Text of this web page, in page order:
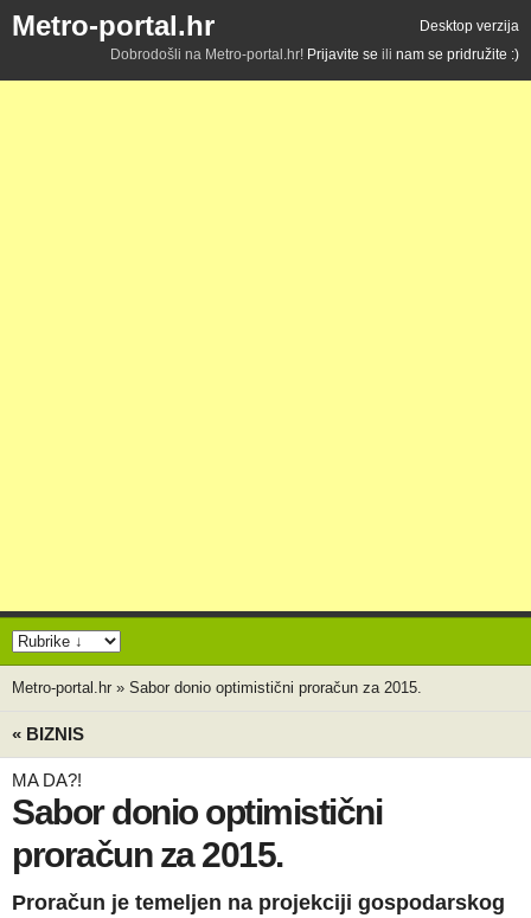
Metro-portal.hr
Desktop verzija
Dobrodošli na Metro-portal.hr! Prijavite se ili nam se pridružite :)
Metro-portal.hr » Sabor donio optimistični proračun za 2015.
« BIZNIS
MA DA?!
Sabor donio optimistični
proračun za 2015.
Proračun je temeljen na projekciji gospodarskog